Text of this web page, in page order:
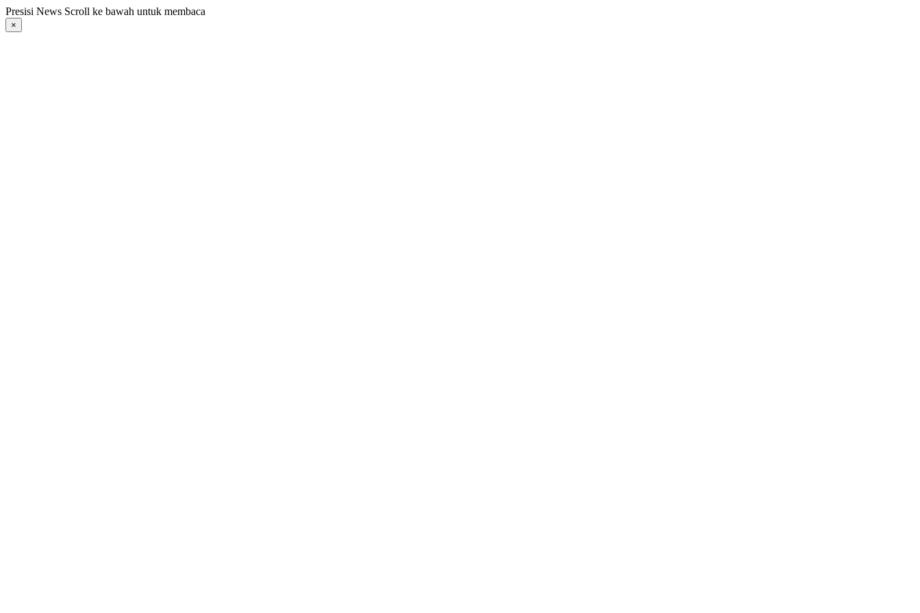
Langsung
ke
konten
Presisi News Scroll ke bawah untuk membaca
×